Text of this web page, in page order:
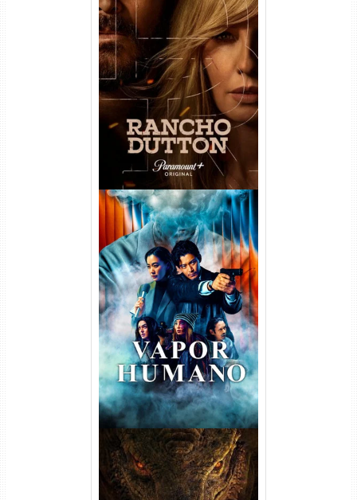
Rancho Dutton 1ª
Temporada Torrent (2026)
WEB-DL 1080p Dual Áudio
Vapor Humano 1ª Temporada
Torrent (2026) WEB-DL 1080p
Dual Áudio